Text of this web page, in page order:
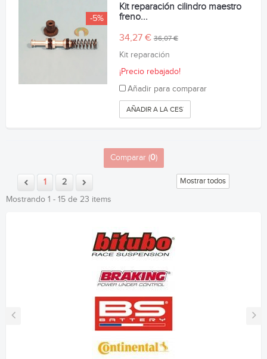
-5%
Kit reparación cilindro maestro
freno...
34,27 €36,07 €
Kit reparación
¡Precio rebajado!
Añadir para comparar
AÑADIR A LA CESTA
Comparar (0)
Mostrar todos
1
2
Mostrando 1 - 15 de 23 items